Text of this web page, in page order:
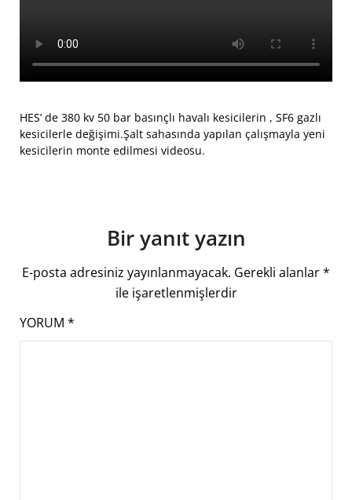
HES’ de 380 kv 50 bar basınçlı havalı kesicilerin , SF6 gazlı
kesicilerle değişimi.Şalt sahasında yapılan çalışmayla yeni
kesicilerin monte edilmesi videosu.
Bir yanıt yazın
E-posta adresiniz yayınlanmayacak. Gerekli alanlar*
ile işaretlenmişlerdir
YORUM *